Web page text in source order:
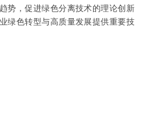
势，促进绿色分离技术的理论创新
绿色转型与高质量发展提供重要技